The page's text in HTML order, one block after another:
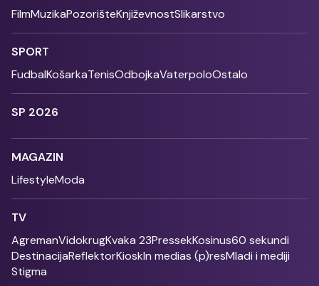
FilmMuzikaPozorišteKnjiževnostSlikarstvo
SPORT
FudbalKošarkaTenisOdbojkaVaterpoloOstalo
SP 2026
MAGAZIN
LifestyleModa
TV
AgremanVidokrugKvaka 23PressekKosinus60 sekundi
DestinacijaReflektorKioskIn medias (p)resMladi i mediji
Stigma